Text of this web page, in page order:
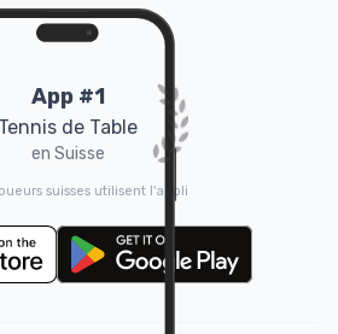
App #1
Tennis de Table
en Suisse
suisses utilisent l'appli